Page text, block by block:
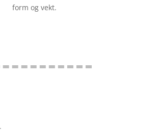
form og vekt.